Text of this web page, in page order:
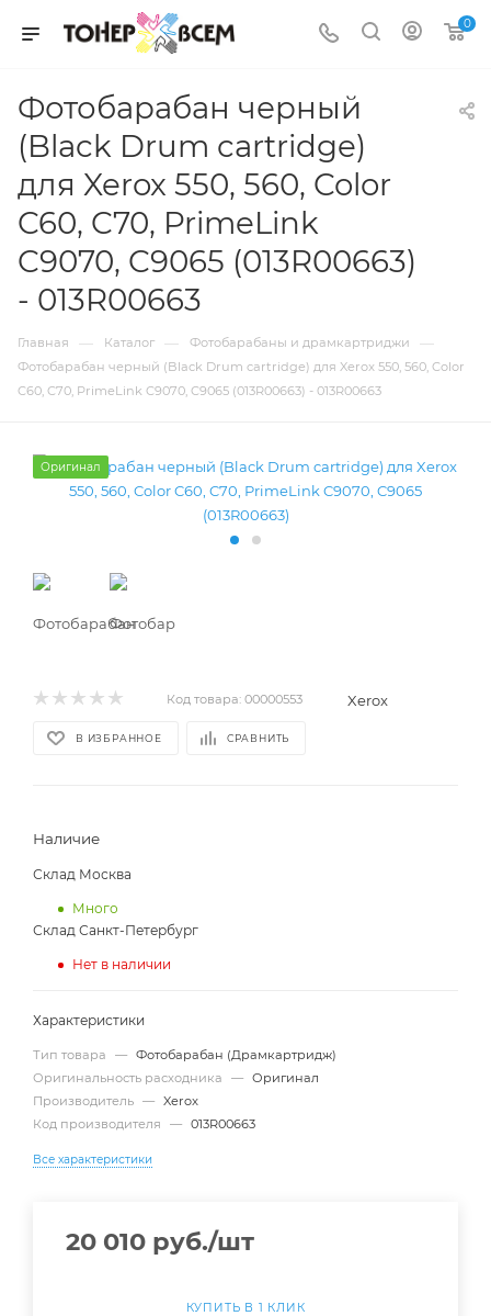
0
Фотобарабан черный
(Black Drum cartridge)
для Xerox 550, 560, Color
C60, C70, PrimeLink
C9070, C9065 (013R00663)
- 013R00663
Главная — Каталог — Фотобарабаны и драмкартриджи —
Фотобарабан черный (Black Drum cartridge) для Xerox 550, 560, Color
C60, C70, PrimeLink C9070, C9065 (013R00663) - 013R00663
Оригинал
Код товара: 00000553 Xerox
В ИЗБРАННОЕ СРАВНИТЬ
Наличие
Склад Москва
Много
Склад Санкт-Петербург
Нет в наличии
Характеристики
Тип товара — Фотобарабан (Драмкартридж)
Оригинальность расходника
— Оригинал
Производитель — Xerox
Код производителя
— 013R00663
Все характеристики
20 010 руб./шт
КУПИТЬ В 1 КЛИК